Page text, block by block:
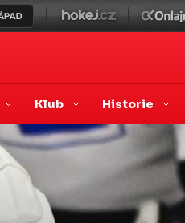
Klub Historie